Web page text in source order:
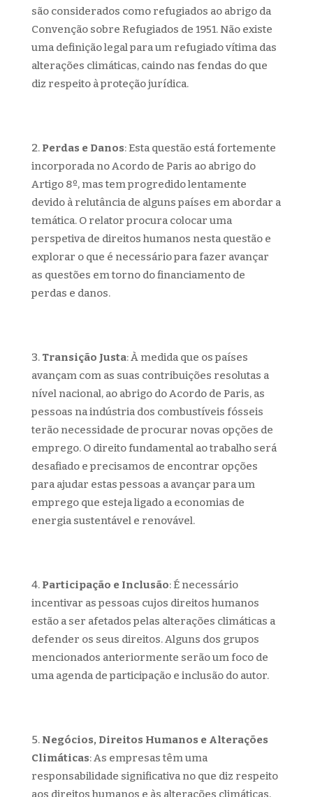
são considerados como refugiados ao abrigo da
Convenção sobre Refugiados de 1951. Não existe
uma definição legal para um refugiado vítima das
alterações climáticas, caindo nas fendas do que
diz respeito à proteção jurídica.
Perdas e Danos: Esta questão está fortemente
incorporada no Acordo de Paris ao abrigo do
Artigo 8º, mas tem progredido lentamente
devido à relutância de alguns países em abordar a
temática. O relator procura colocar uma
perspetiva de direitos humanos nesta questão e
explorar o que é necessário para fazer avançar
as questões em torno do financiamento de
perdas e danos.
Transição Justa: À medida que os países
avançam com as suas contribuições resolutas a
nível nacional, ao abrigo do Acordo de Paris, as
pessoas na indústria dos combustíveis fósseis
terão necessidade de procurar novas opções de
emprego. O direito fundamental ao trabalho será
desafiado e precisamos de encontrar opções
para ajudar estas pessoas a avançar para um
emprego que esteja ligado a economias de
energia sustentável e renovável.
Participação e Inclusão: É necessário
incentivar as pessoas cujos direitos humanos
estão a ser afetados pelas alterações climáticas a
defender os seus direitos. Alguns dos grupos
mencionados anteriormente serão um foco de
uma agenda de participação e inclusão do autor.
Negócios, Direitos Humanos e Alterações
Climáticas: As empresas têm uma
responsabilidade significativa no que diz respeito
aos direitos humanos e às alterações climáticas,